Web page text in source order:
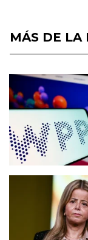
MÁS DE LA